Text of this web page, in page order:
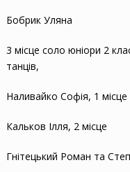
Бобрик Уляна
3 місце соло юніори 2
танців,
Наливайко Софія, 1 місце
Кальков Ілля, 2 місце
Гнітецький Роман та